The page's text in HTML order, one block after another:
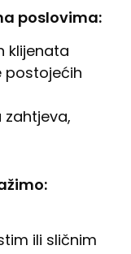
poslovima:
klijenata
postojećih
ili sličnim